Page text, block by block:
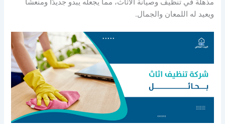
مذهلة في تنظيف وصيانة الأثاث، مما يجعله يبدو جديدًا ومنعشًا
ويعيد له اللمعان والجمال.